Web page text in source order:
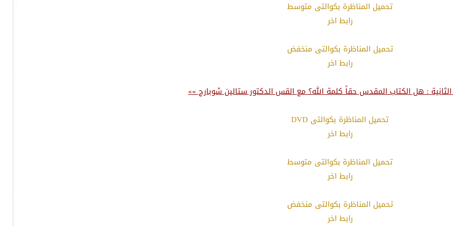
تحميل المناظرة بكوالتى متوسط
رابط اخر
تحميل المناظرة بكوالتى منخفض
رابط اخر
الثانية : هل الكتاب المقدس حقاً كلمة الله؟ مع القس الدكتور ستالين شوبارج »»
تحميل المناظرة بكوالتى DVD
رابط اخر
تحميل المناظرة بكوالتى متوسط
رابط اخر
تحميل المناظرة بكوالتى منخفض
رابط اخر